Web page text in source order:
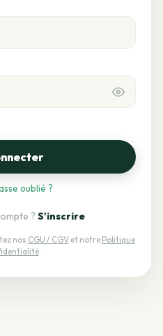
oublié ?
? S'inscrire
nos CGU / CGVet notre Politique
.